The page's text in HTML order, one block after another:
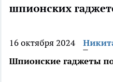
шпионских
16 октября 2024
Шпионские гаджеты